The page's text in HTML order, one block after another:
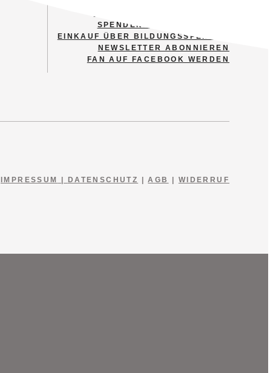
SPENDENSTEIN ERWERBEN
EINKAUF ÜBER BILDUNGSSPENDER
NEWSLETTER ABONNIEREN
FAN AUF FACEBOOK WERDEN
IMPRESSUM | DATENSCHUTZ |AGB | WIDERRUF